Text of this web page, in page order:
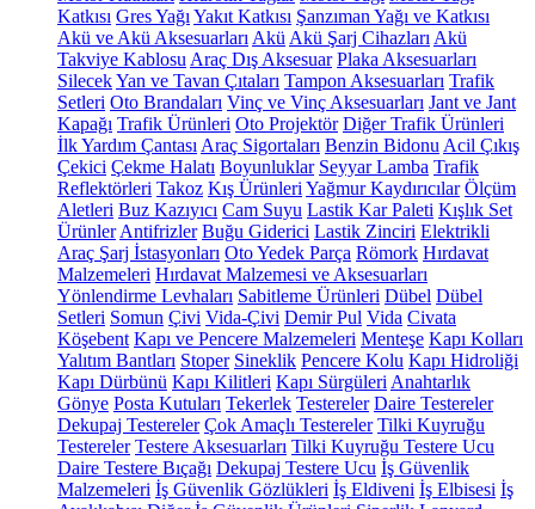
Katkısı Gres Yağı Yakıt Katkısı Şanzıman Yağı ve Katkısı
Akü ve Akü Aksesuarları Akü Akü Şarj Cihazları Akü
Takviye Kablosu Araç Dış Aksesuar Plaka Aksesuarları
SilecekYan ve Tavan Çıtaları Tampon Aksesuarları Trafik
Setleri Oto Brandaları Vinç ve Vinç Aksesuarları Jant ve Jant
Kapağı Trafik Ürünleri Oto Projektör Diğer Trafik Ürünleri
İlk Yardım Çantası Araç Sigortaları Benzin Bidonu Acil Çıkış
Çekici Çekme Halatı Boyunluklar Seyyar Lamba Trafik
Reflektörleri Takoz Kış Ürünleri Yağmur Kaydırıcılar Ölçüm
Aletleri Buz Kazıyıcı Cam Suyu Lastik Kar Paleti Kışlık Set
Ürünler Antifrizler Buğu Giderici Lastik Zinciri Elektrikli
Araç Şarj İstasyonları Oto Yedek Parça Römork Hırdavat
Malzemeleri Hırdavat Malzemesi ve Aksesuarları
Yönlendirme Levhaları Sabitleme Ürünleri Dübel Dübel
Setleri Somun Çivi Vida-Çivi Demir Pul Vida Civata
Köşebent Kapı ve Pencere Malzemeleri Menteşe Kapı Kolları
Yalıtım Bantları Stoper Sineklik Pencere Kolu Kapı Hidroliği
Kapı Dürbünü Kapı Kilitleri Kapı Sürgüleri Anahtarlık
Gönye Posta Kutuları Tekerlek Testereler Daire Testereler
Dekupaj Testereler Çok Amaçlı Testereler Tilki Kuyruğu
Testereler Testere Aksesuarları Tilki Kuyruğu Testere Ucu
Daire Testere Bıçağı Dekupaj Testere Ucu İş Güvenlik
Malzemeleri İş Güvenlik Gözlükleri İş Eldiveni İş Elbisesi İş